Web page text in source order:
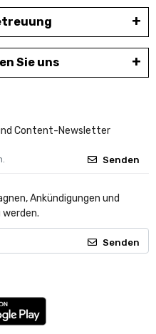
Sie uns
Content-Newsletter
Senden
Ankündigungen und
Senden